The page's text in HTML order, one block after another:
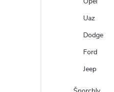
Uaz
Dodge
Ford
Jeep